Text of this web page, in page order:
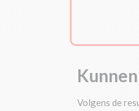
Volgens de